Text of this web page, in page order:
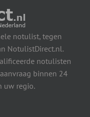
notulist, tegen
NotulistDirect.nl.
notulisten
binnen 24
uw regio.